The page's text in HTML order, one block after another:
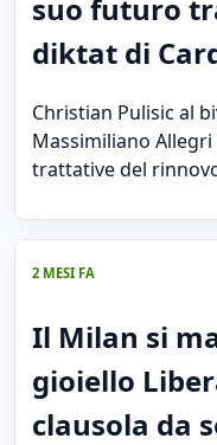
suo futuro
diktat di
Christian Pulisic al
Massimiliano
trattative del
2 MESI FA
Il Milan si
gioiello
clausola da